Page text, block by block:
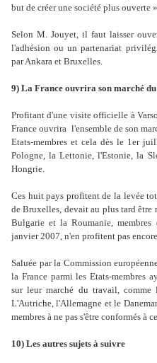
but de créer une société plus ouverte
Selon M. Jouyet, il faut laisser
l'adhésion ou un partenariat
par Ankara et Bruxelles.
9) La France ouvrira son marché
Profitant d'une visite officielle à
France ouvrira l'ensemble de son
Etats-membres et cela dès le 1er
Pologne, la Lettonie, l'Estonie, la
Hongrie.
Ces huit pays profitent de la levée
de Bruxelles, devait au plus tard
Bulgarie et la Roumanie,
janvier 2007, n'en profitent pas
Saluée par la Commission
la France parmi les Etats-membres
sur leur marché du travail,
L'Autriche, l'Allemagne et le
membres à ne pas s'être conformés à
10) Les autres sujets à suivre